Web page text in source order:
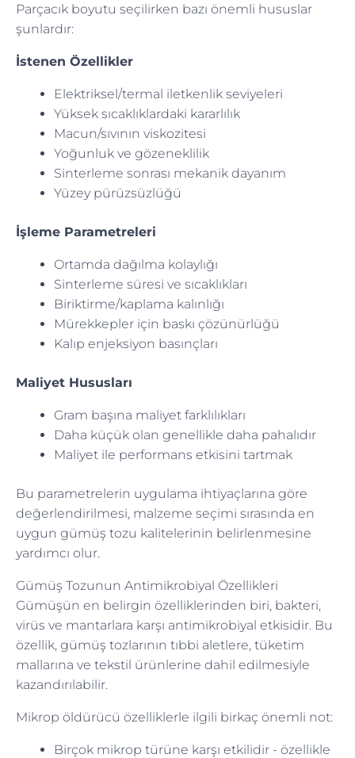
Parçacık boyutu seçilirken bazı önemli hususlar
şunlardır:
İstenen Özellikler
Elektriksel/termal iletkenlik seviyeleri
Yüksek sıcaklıklardaki kararlılık
Macun/sıvının viskozitesi
Yoğunluk ve gözeneklilik
Sinterleme sonrası mekanik dayanım
Yüzey pürüzsüzlüğü
İşleme Parametreleri
Ortamda dağılma kolaylığı
Sinterleme süresi ve sıcaklıkları
Biriktirme/kaplama kalınlığı
Mürekkepler için baskı çözünürlüğü
Kalıp enjeksiyon basınçları
Maliyet Hususları
Gram başına maliyet farklılıkları
Daha küçük olan genellikle daha pahalıdır
Maliyet ile performans etkisini tartmak
Bu parametrelerin uygulama ihtiyaçlarına göre
değerlendirilmesi, malzeme seçimi sırasında en
uygun gümüş tozu kalitelerinin belirlenmesine
yardımcı olur.
Gümüş Tozunun Antimikrobiyal Özellikleri
Gümüşün en belirgin özelliklerinden biri, bakteri,
virüs ve mantarlara karşı antimikrobiyal etkisidir. Bu
özellik, gümüş tozlarının tıbbi aletlere, tüketim
mallarına ve tekstil ürünlerine dahil edilmesiyle
kazandırılabilir.
Mikrop öldürücü özelliklerle ilgili birkaç önemli not:
Birçok mikrop türüne karşı etkilidir - özellikle